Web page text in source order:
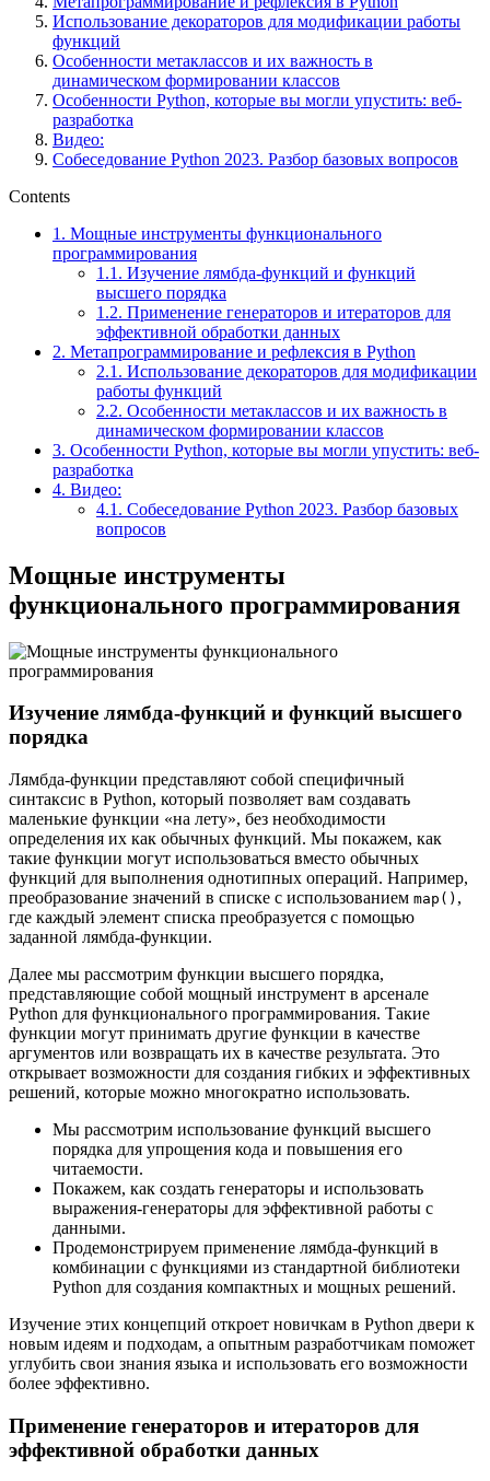
Использование декораторов для модификации работы
функций
Особенности метаклассов и их важность в
динамическом формировании классов
Особенности Python, которые вы могли упустить: веб-
разработка
Видео:
Собеседование Python 2023. Разбор базовых вопросов
Contents
1. Мощные инструменты функционального
программирования
1.1. Изучение лямбда-функций и функций
высшего порядка
1.2. Применение генераторов и итераторов для
эффективной обработки данных
2. Метапрограммирование и рефлексия в Python
2.1. Использование декораторов для модификации
работы функций
2.2. Особенности метаклассов и их важность в
динамическом формировании классов
3. Особенности Python, которые вы могли упустить: веб-
разработка
4. Видео:
4.1. Собеседование Python 2023. Разбор базовых
вопросов
Мощные инструменты
функционального программирования
Изучение лямбда-функций и функций высшего
порядка
Лямбда-функции представляют собой специфичный
синтаксис в Python, который позволяет вам создавать
маленькие функции «на лету», без необходимости
определения их как обычных функций. Мы покажем, как
такие функции могут использоваться вместо обычных
функций для выполнения однотипных операций. Например,
преобразование значений в списке с использованием map() ,
где каждый элемент списка преобразуется с помощью
заданной лямбда-функции.
Далее мы рассмотрим функции высшего порядка,
представляющие собой мощный инструмент в арсенале
Python для функционального программирования. Такие
функции могут принимать другие функции в качестве
аргументов или возвращать их в качестве результата. Это
открывает возможности для создания гибких и эффективных
решений, которые можно многократно использовать.
Мы рассмотрим использование функций высшего
порядка для упрощения кода и повышения его
читаемости.
Покажем, как создать генераторы и использовать
выражения-генераторы для эффективной работы с
данными.
Продемонстрируем применение лямбда-функций в
комбинации с функциями из стандартной библиотеки
Python для создания компактных и мощных решений.
Изучение этих концепций откроет новичкам в Python двери к
новым идеям и подходам, а опытным разработчикам поможет
углубить свои знания языка и использовать его возможности
более эффективно.
Применение генераторов и итераторов для
эффективной обработки данных